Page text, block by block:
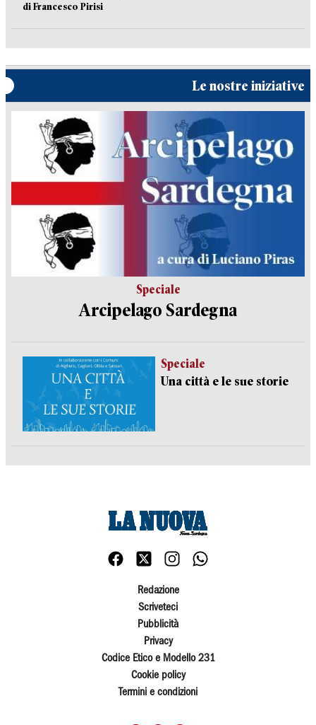
di Francesco Pirisi
Le nostre iniziative
Speciale
Arcipelago Sardegna
Speciale
Una città e le sue storie
Redazione
Scriveteci
Pubblicità
Privacy
Codice Etico e Modello 231
Cookie policy
Termini e condizioni